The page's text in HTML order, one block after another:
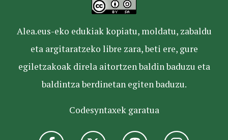
Alea.eus-eko edukiak kopiatu, moldatu, zabaldu
eta argitaratzeko libre zara, beti ere, gure
egiletzakoak direla aitortzen baldin baduzu eta
baldintza berdinetan egiten baduzu.
Codesyntaxek garatua